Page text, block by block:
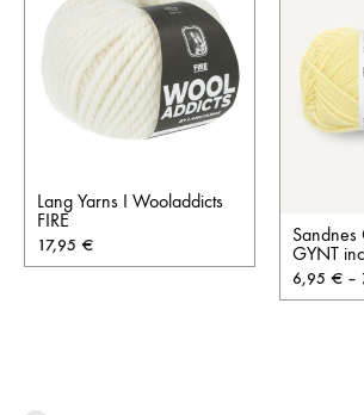
Lang Yarns I Wooladdicts
FIRE
17,95 €
Sandnes
GYNT
6,95 € –